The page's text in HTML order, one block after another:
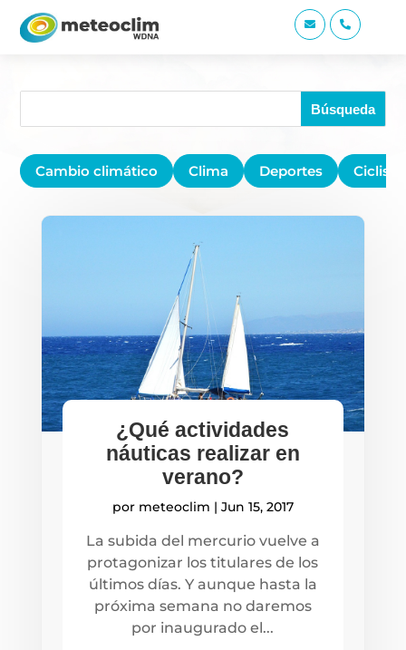
 
Cambio climático Clima Deportes
¿Qué actividades
náuticas realizar en
verano?
por meteoclim | Jun 15, 2017
La subida del mercurio vuelve a
protagonizar los titulares de los
últimos días. Y aunque hasta la
próxima semana no daremos
por inaugurado el...